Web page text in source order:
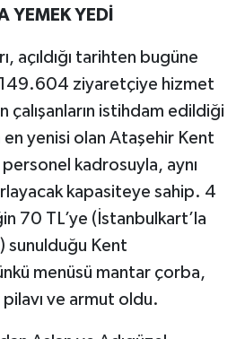
YEMEK YEDİ
açıldığı tarihten bugüne
ziyaretçiye hizmet
çalışanların istihdam edildiği
en yenisi olan Ataşehir Kent
personel kadrosuyla, aynı
kapasiteye sahip. 4
70 TL’ye (İstanbulkart’la
sunulduğu Kent
menüsü mantar çorba,
ve armut oldu.